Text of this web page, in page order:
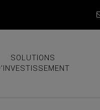
SOLUTIONS